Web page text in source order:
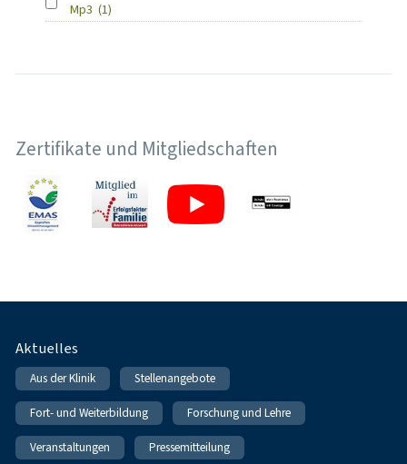
Mp3 (1)
Zertifikate und Mitgliedschaften
Fußnavigation
Aktuelles
Aus der Klinik Stellenangebote
Fort- und Weiterbildung Forschung und Lehre
Veranstaltungen Pressemitteilung